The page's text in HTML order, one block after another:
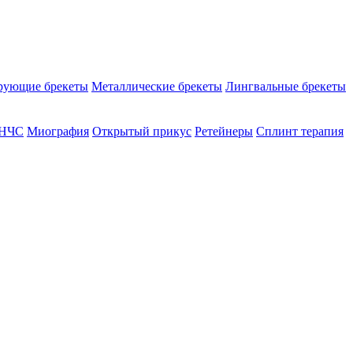
брекеты Металлические брекеты Лингвальные брекеты
Миография Открытый прикус Ретейнеры Сплинт терапия